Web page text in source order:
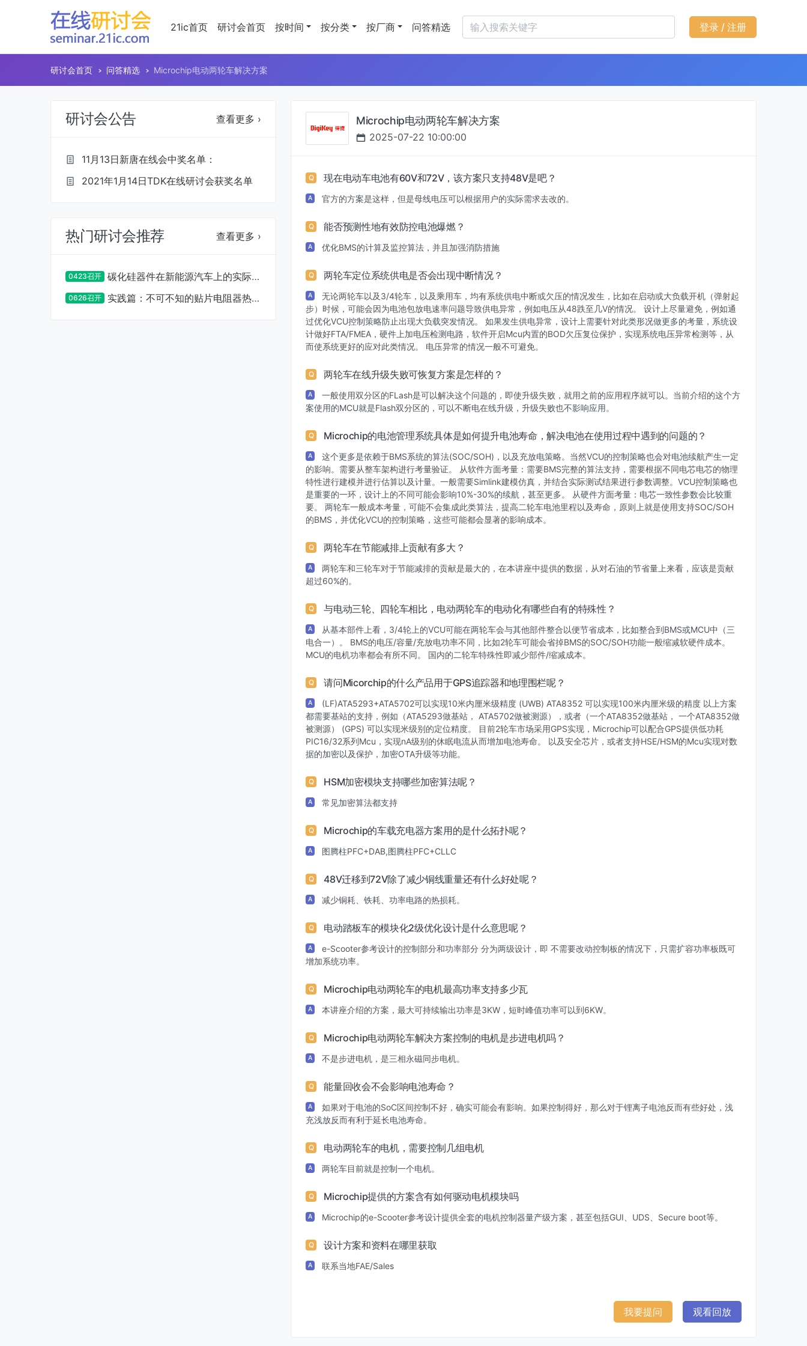
21ic首页 研讨会首页 按时间 按分类 按厂商 问答精选 登录 / 注册
研讨会首页 问答精选 Microchip电动两轮车解决方案
Microchip电动两轮车解决方案
2025-07-22 10:00:00
Q 现在电动车电池有60V和72V，该方案只支持48V是吧？
A 官方的方案是这样，但是母线电压可以根据用户的实际需求去改的。
Q 能否预测性地有效防控电池爆燃？
A 优化BMS的计算及监控算法，并且加强消防措施
Q 两轮车定位系统供电是否会出现中断情况？
A
无论两轮车以及3/4轮车，以及乘用车，均有系统供电中断或欠压的情况发生，比如在启动或大负载开机（弹射起
步）时候，可能会因为电池包放电速率问题导致供电异常，例如电压从48跌至几V的情况。 设计上尽量避免，例如通
过优化VCU控制策略防止出现大负载突发情况。 如果发生供电异常，设计上需要针对此类形况做更多的考量，系统设
计做好FTA/FMEA，硬件上加电压检测电路，软件开启Mcu内置的BOD欠压复位保护，实现系统电压异常检测等，从
而使系统更好的应对此类情况。 电压异常的情况一般不可避免。
Q 两轮车在线升级失败可恢复方案是怎样的？
A
一般使用双分区的FLash是可以解决这个问题的，即使升级失败，就用之前的应用程序就可以。当前介绍的这个方
案使用的MCU就是Flash双分区的，可以不断电在线升级，升级失败也不影响应用。
Q Microchip的电池管理系统具体是如何提升电池寿命，解决电池在使用过程中遇到的问题的？
A
这个更多是依赖于BMS系统的算法(SOC/SOH)，以及充放电策略。当然VCU的控制策略也会对电池续航产生一定
的影响。需要从整车架构进行考量验证。 从软件方面考量：需要BMS完整的算法支持，需要根据不同电芯电芯的物理
特性进行建模并进行估算以及计量。一般需要Simlink建模仿真，并结合实际测试结果进行参数调整。VCU控制策略也
是重要的一环，设计上的不同可能会影响10%-30%的续航，甚至更多。 从硬件方面考量：电芯一致性参数会比较重
要。 两轮车一般成本考量，可能不会集成此类算法，提高二轮车电池里程以及寿命，原则上就是使用支持SOC/SOH
的BMS，并优化VCU的控制策略，这些可能都会显著的影响成本。
Q 两轮车在节能减排上贡献有多大？
A
两轮车和三轮车对于节能减排的贡献是最大的，在本讲座中提供的数据，从对石油的节省量上来看，应该是贡献
超过60%的。
Q 与电动三轮、四轮车相比，电动两轮车的电动化有哪些自有的特殊性？
A
从基本部件上看，3/4轮上的VCU可能在两轮车会与其他部件整合以便节省成本，比如整合到BMS或MCU中（三
电合一）。 BMS的电压/容量/充放电功率不同，比如2轮车可能会省掉BMS的SOC/SOH功能一般缩减软硬件成本。
MCU的电机功率都会有所不同。 国内的二轮车特殊性即减少部件/缩减成本。
Q 请问Micorchip的什么产品用于GPS追踪器和地理围栏呢？
A
(LF)ATA5293+ATA5702可以实现10米内厘米级精度 (UWB) ATA8352 可以实现100米内厘米级的精度 以上方案
都需要基站的支持，例如（ATA5293做基站， ATA5702做被测源），或者（一个ATA8352做基站， 一个ATA8352做
被测源） (GPS) 可以实现米级别的定位精度。 目前2轮车市场采用GPS实现，Microchip可以配合GPS提供低功耗
PIC16/32系列Mcu，实现nA级别的休眠电流从而增加电池寿命。 以及安全芯片，或者支持HSE/HSM的Mcu实现对数
据的加密以及保护，加密OTA升级等功能。
Q HSM加密模块支持哪些加密算法呢？
A 常见加密算法都支持
Q Microchip的车载充电器方案用的是什么拓扑呢？
A 图腾柱PFC+DAB,图腾柱PFC+CLLC
Q 48V迁移到72V除了减少铜线重量还有什么好处呢？
A 减少铜耗、铁耗、功率电路的热损耗。
Q 电动踏板车的模块化2级优化设计是什么意思呢？
A
e-Scooter参考设计的控制部分和功率部分 分为两级设计，即 不需要改动控制板的情况下，只需扩容功率板既可
增加系统功率。
Q Microchip电动两轮车的电机最高功率支持多少瓦
A 本讲座介绍的方案，最大可持续输出功率是3KW，短时峰值功率可以到6KW。
Q Microchip电动两轮车解决方案控制的电机是步进电机吗？
A 不是步进电机，是三相永磁同步电机。
Q 能量回收会不会影响电池寿命？
A
如果对于电池的SoC区间控制不好，确实可能会有影响。如果控制得好，那么对于锂离子电池反而有些好处，浅
充浅放反而有利于延长电池寿命。
Q 电动两轮车的电机，需要控制几组电机
A 两轮车目前就是控制一个电机。
Q Microchip提供的方案含有如何驱动电机模块吗
A Microchip的e-Scooter参考设计提供全套的电机控制器量产级方案，甚至包括GUI、UDS、Secure boot等。
Q 设计方案和资料在哪里获取
A 联系当地FAE/Sales
我要提问 观看回放
研讨会公告 查看更多 ›
11月13日新唐在线会中奖名单：
2021年1月14日TDK在线研讨会获奖名单
热门研讨会推荐 查看更多 ›
0423召开
碳化硅器件在新能源汽车上的实际应
用设计及注意事项
0626召开
实践篇：不可不知的贴片电阻器热设